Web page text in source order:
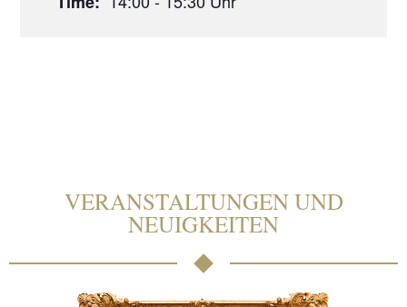
VERANSTALTUNGEN UND
NEUIGKEITEN